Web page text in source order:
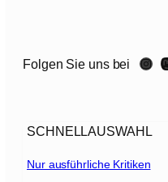
n
r
e
Folgen Sie uns bei Instagram Mastodon
SCHNELLAUSWAHL
Nur ausführliche Kritiken